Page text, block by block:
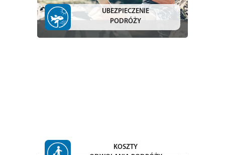
UBEZPIECZENIE
PODRÓŻY
KOSZTY